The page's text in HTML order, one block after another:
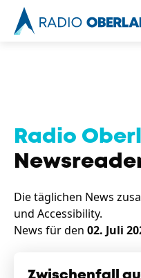
Newsreader
Radio
Die täglichen News
und Accessibility.
News für den 02. Juli